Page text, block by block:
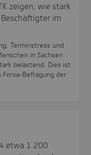
zeigen, wie stark
im
Terminstress und
in Sachsen
belastend. Dies ist
Befragung der
etwa 1.200